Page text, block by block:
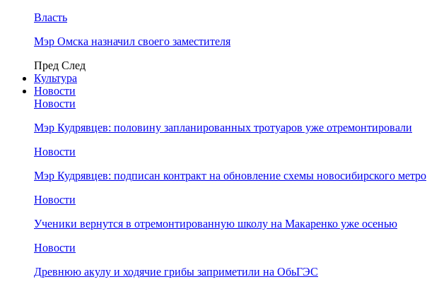
Власть
Мэр Омска назначил своего заместителя
Пред След
Культура
Новости
Новости
Мэр Кудрявцев: половину запланированных тротуаров уже отремонтировали
Новости
Мэр Кудрявцев: подписан контракт на обновление схемы новосибирского метро
Новости
Ученики вернутся в отремонтированную школу на Макаренко уже осенью
Новости
Древнюю акулу и ходячие грибы заприметили на ОбьГЭС